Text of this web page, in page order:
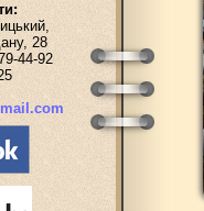
28
44-92